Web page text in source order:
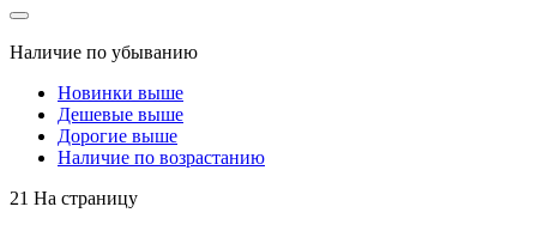
Наличие по убыванию
Новинки выше
Дешевые выше
Дорогие выше
Наличие по возрастанию
21 На страницу